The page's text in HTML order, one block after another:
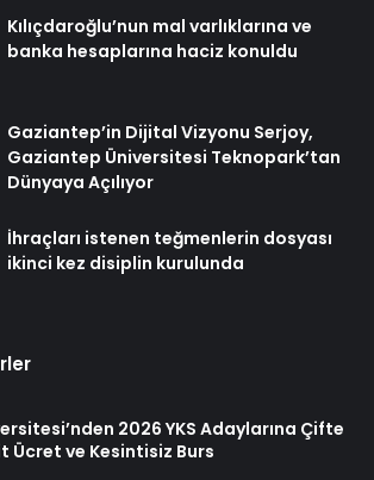
Kılıçdaroğlu’nun mal varlıklarına ve
banka hesaplarına haciz konuldu
Gaziantep’in Dijital Vizyonu Serjoy,
Gaziantep Üniversitesi Teknopark’tan
Dünyaya Açılıyor
İhraçları istenen teğmenlerin dosyası
ikinci kez disiplin kurulunda
2026 YKS Adaylarına Çifte
Ücret ve Kesintisiz Burs